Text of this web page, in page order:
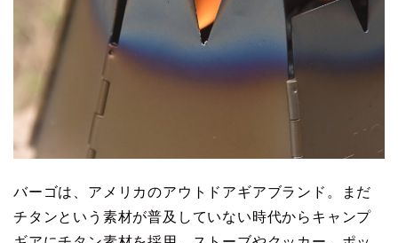
バーゴは、アメリカのアウトドアギアブランド。まだ
チタンという素材が普及していない時代からキャンプ